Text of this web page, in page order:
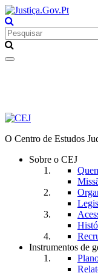
Toggle
O Centro de Estudos
Sobre o CEJ
Instrumentos de